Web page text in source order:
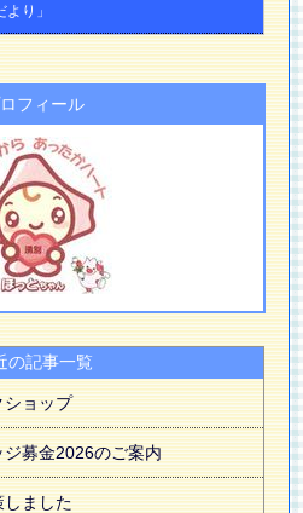
り」
フィール
の記事一覧
ショップ
募金2026のご案内
しました